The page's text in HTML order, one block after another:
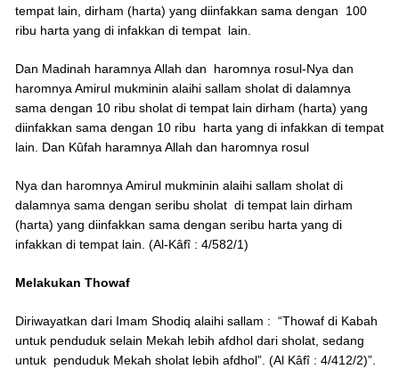
tempat lain, dirham (harta) yang diinfakkan sama dengan 100
ribu harta yang di infakkan di tempat lain.
Dan Madinah haramnya Allah dan haromnya rosul-Nya dan
haromnya Amirul mukminin alaihi sallam sholat di dalamnya
sama dengan 10 ribu sholat di tempat lain dirham (harta) yang
diinfakkan sama dengan 10 ribu harta yang di infakkan di tempat
lain. Dan Kûfah haramnya Allah dan haromnya rosul
Nya dan haromnya Amirul mukminin alaihi sallam sholat di
dalamnya sama dengan seribu sholat di tempat lain dirham
(harta) yang diinfakkan sama dengan seribu harta yang di
infakkan di tempat lain. (Al-Kâfî : 4/582/1)
Melakukan Thowaf
Diriwayatkan dari Imam Shodiq alaihi sallam : “Thowaf di Kabah
untuk penduduk selain Mekah lebih afdhol dari sholat, sedang
untuk penduduk Mekah sholat lebih afdhol”. (Al Kâfî : 4/412/2)”.